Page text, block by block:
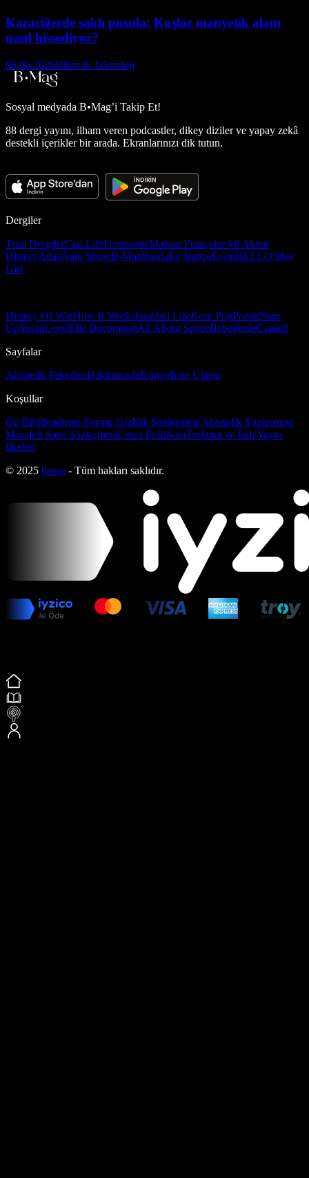
Karaciğerde saklı pusula: Kuşlar manyetik alanı
nasıl hissediyor?
06.06.2026Bilim & Teknoloji
Sosyal medyada B•Mag’i Takip Et!
88 dergi yayını, ilham veren podcastler, dikey diziler ve yapay zekâ
destekli içerikler bir arada. Ekranlarınızı dik tutun.
Dergiler
Tüm DergilerCeo LifeFormsanteMaison FrançaiseAll About
HistoryAtlasAuto ShowB-MagBurdaEv BahçeEvimHELLO!Hey
Girl
History Of WarHow It Worksİstanbul LifeKore PopPozitifStart
UpYachtLevelElle DecorationAll About SpaceBebeğimleCapital
Sayfalar
Abonelik PaketleriHakkımızdaKünyeBize Ulaşın
Koşullar
Ön Bilgilendirme Formu Gizlilik Sözleşmesi Abonelik Sözleşmesi
Mesafeli Satış SözleşmesiÇerez PolitikasıTeslimat ve İadeYayın
İlkeleri
© 2025 bmag - Tüm hakları saklıdır.